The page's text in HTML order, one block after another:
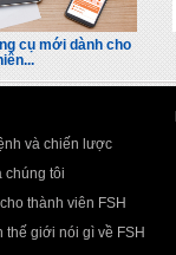
cụ mới dành cho
và chiến lược
chúng tôi
thành viên FSH
thế giới nói gì về FSH